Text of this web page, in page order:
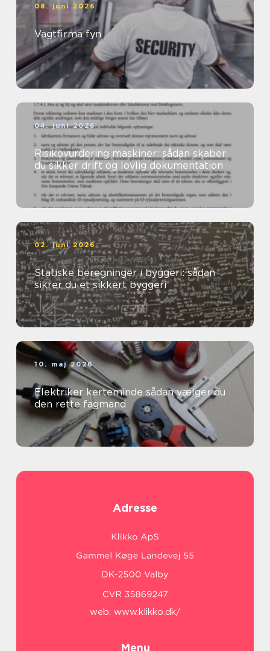
08. juni 2026
Vagtfirma fyn
04. juni 2026
Risikovurdering maskiner: sådan skaber
du sikker drift og lovlig dokumentation
02. juni 2026
Statiske beregninger i byggeri: sådan
sikrer du et sikkert byggeri
10. maj 2026
Elektriker kerteminde sådan vælger du
den rette fagmand
Adresse
web: www.klikko.dk/
Menu